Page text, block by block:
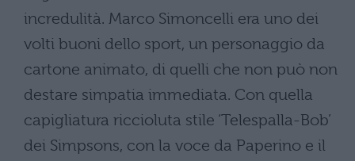
incredulità. Marco Simoncelli era uno dei
volti buoni dello sport, un personaggio da
cartone animato, di quelli che non può non
destare simpatia immediata. Con quella
capigliatura riccioluta stile ‘Telespalla-Bob’
dei Simpsons, con la voce da Paperino e il